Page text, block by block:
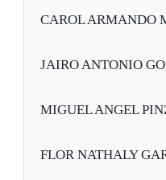
CAROL ARMANDO
JAIRO ANTONIO
MIGUEL ANGEL
FLOR NATHALY